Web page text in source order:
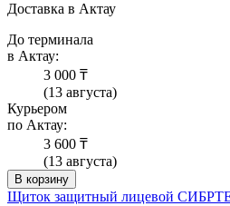
Доставка в Актау
До терминала
в Актау:
3 000 ₸
(13 августа)
Курьером
по Актау:
3 600 ₸
(13 августа)
В корзину
Щиток защитный лицевой